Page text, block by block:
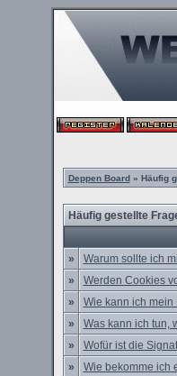
Deppen Board» Häufig
Häufig gestellte
»
Warum sollte ich
»
Werden Cookies
»
Wie kann ich
»
Was kann ich tun,
»
Wofür ist die
»
Wie bekomme ich